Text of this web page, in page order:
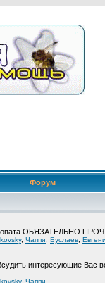
Форум
ОБЯЗАТЕЛЬНО
, Чаппи Буслаев
интересующие Вас
, Чаппи